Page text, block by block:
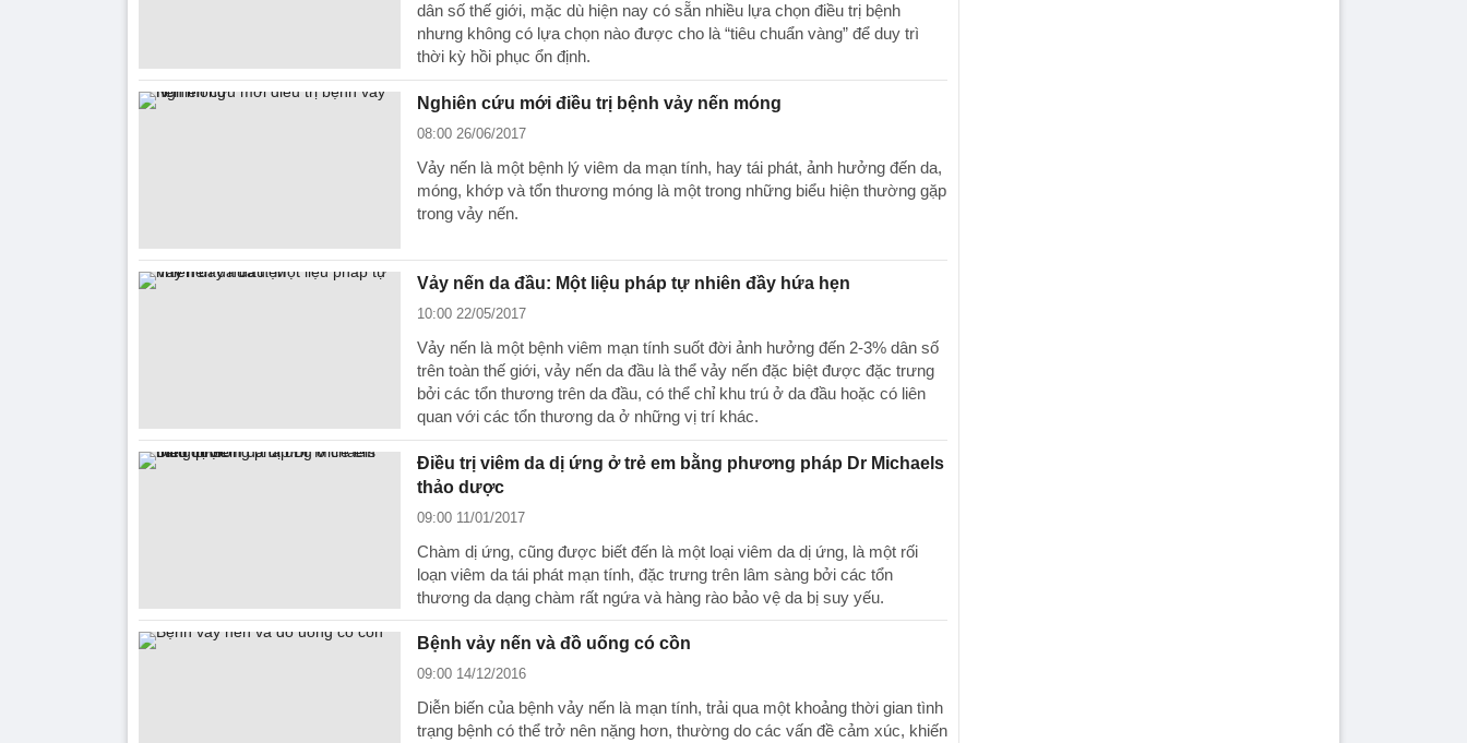
dân số thế giới, mặc dù hiện nay có sẵn nhiều lựa chọn điều trị bệnh
nhưng không có lựa chọn nào được cho là “tiêu chuẩn vàng” để duy trì
thời kỳ hồi phục ổn định.
Nghiên cứu mới điều trị bệnh vảy nến móng
08:00 26/06/2017
Vảy nến là một bệnh lý viêm da mạn tính, hay tái phát, ảnh hưởng đến da,
móng, khớp và tổn thương móng là một trong những biểu hiện thường gặp
trong vảy nến.
Vảy nến da đầu: Một liệu pháp tự nhiên đầy hứa hẹn
10:00 22/05/2017
Vảy nến là một bệnh viêm mạn tính suốt đời ảnh hưởng đến 2-3% dân số
trên toàn thế giới, vảy nến da đầu là thể vảy nến đặc biệt được đặc trưng
bởi các tổn thương trên da đầu, có thể chỉ khu trú ở da đầu hoặc có liên
quan với các tổn thương da ở những vị trí khác.
Điều trị viêm da dị ứng ở trẻ em bằng phương pháp Dr Michaels
thảo dược
09:00 11/01/2017
Chàm dị ứng, cũng được biết đến là một loại viêm da dị ứng, là một rối
loạn viêm da tái phát mạn tính, đặc trưng trên lâm sàng bởi các tổn
thương da dạng chàm rất ngứa và hàng rào bảo vệ da bị suy yếu.
Bệnh vảy nến và đồ uống có cồn
09:00 14/12/2016
Diễn biến của bệnh vảy nến là mạn tính, trải qua một khoảng thời gian tình
trạng bệnh có thể trở nên nặng hơn, thường do các vấn đề cảm xúc, khiến